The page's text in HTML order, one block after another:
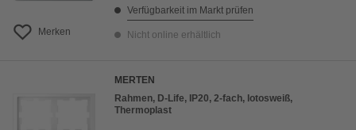
Merken
Verfügbarkeit im Markt prüfen
Nicht online erhältlich
MERTEN
Rahmen, D-Life, IP20, 2-fach, lotosweiß,
Thermoplast